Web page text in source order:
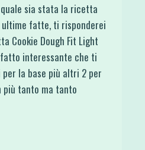
sia stata la ricetta
fatte, ti risponderei
Cookie Dough Fit Light
interessante che ti
la base più altri 2 per
più tanto ma tanto